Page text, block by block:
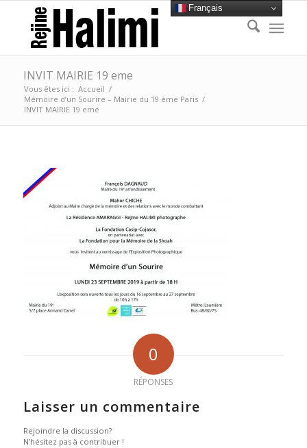
INVIT MAIRIE 19 eme
Vous êtes ici : Accueil /
Mémoire d’un Sourire – Mairie du 19 ème Paris /
INVIT MAIRIE 19 eme
0
RÉPONSES
Laisser un commentaire
Rejoindre la discussion?
N’hésitez pas à contribuer !
Français